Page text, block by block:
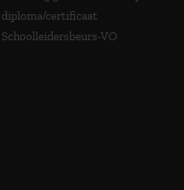
diploma/certificaat
Schoolleidersbeurs-VO